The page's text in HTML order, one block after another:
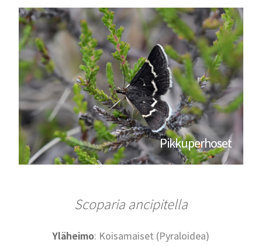
Pikkuperhoset
Scoparia ancipitella
Yläheimo: Koisamaiset (Pyraloidea)